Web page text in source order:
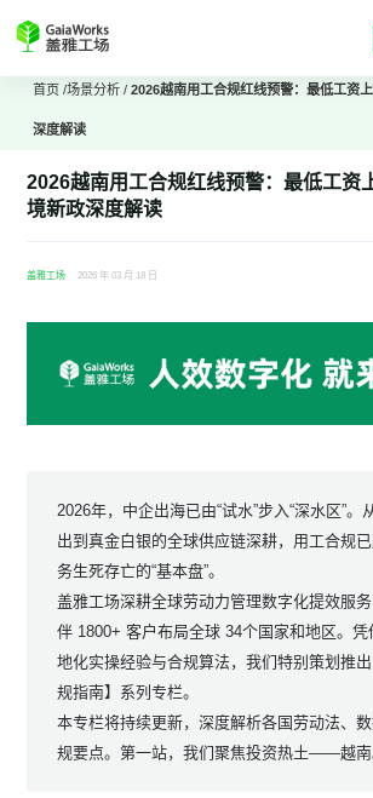
首页 /场景分析 /2026越南用工合规红线预警：最低工资
深度解读
2026越南用工合规红线预警：最低工资
境新政深度解读
盖雅工场 2026 年 03 月 18 日
2026年，中企出海已由“试水”步入“深水区”。
出到真金白银的全球供应链深耕，用工合规
务生死存亡的“基本盘”。
盖雅工场深耕全球劳动力管理数字化提效服
伴 1800+ 客户布局全球 34个国家和地区。
地化实操经验与合规算法，我们特别策划推
规指南】系列专栏。
本专栏将持续更新，深度解析各国劳动法、
规要点。第一站，我们聚焦投资热土——越南